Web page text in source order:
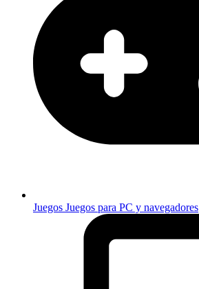
Juegos Juegos para PC y navegadores